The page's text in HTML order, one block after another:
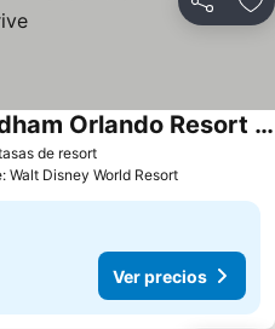
Compartir
de resort
Ramada Plaza by Wyndham Orlando Resort & Suites Intl Drive
Walt Disney World Resort
Ver precios